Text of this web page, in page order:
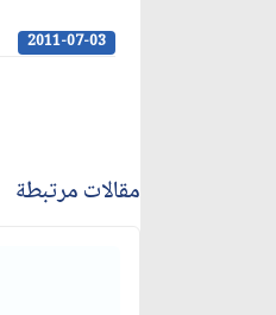
2011-07-03
مقالات مرتبطة